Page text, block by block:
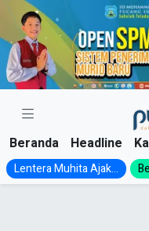
Skip
content
Beranda Headline
Lentera Muhita Ajak...